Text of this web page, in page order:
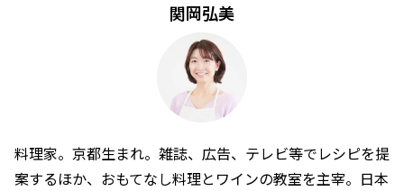
関岡弘美
料理家。京都生まれ。雑誌、広告、テレビ等でレシピを提
案するほか、おもてなし料理とワインの教室を主宰。日本